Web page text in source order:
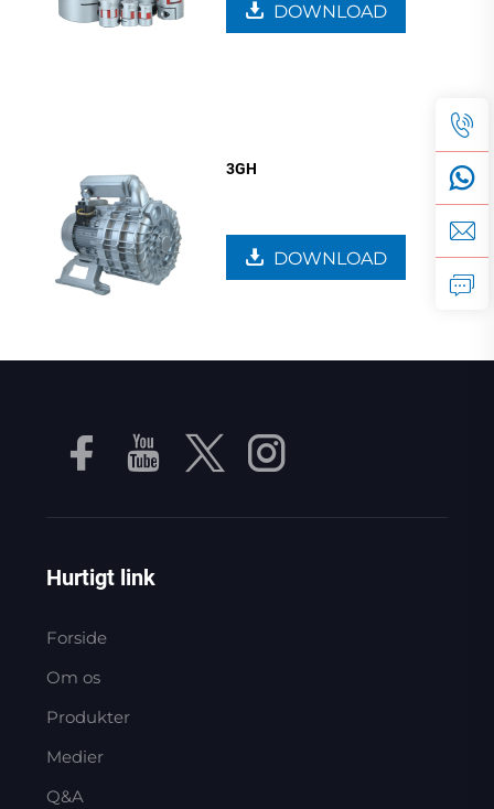
DOWNLOAD
3GH
DOWNLOAD
Hurtigt link
Forside
Om os
Produkter
Medier
Q&A